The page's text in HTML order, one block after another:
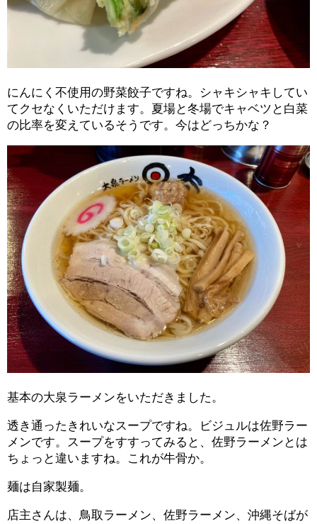
にんにく不使用の野菜餃子ですね。シャキシャキしてい
てクセなくいただけます。夏場と冬場でキャベツと白菜
の比率を変えているそうです。今はどっちかな？
基本の大泉ラーメンをいただきました。
透き通ったきれいなスープですね。ビジュルは佐野ラー
メンです。スープをすすってみると、佐野ラーメンとは
ちょっと違いますね。これが牛骨か。
麺は自家製麺。
店主さんは、鳥取ラーメン、佐野ラーメン、沖縄そばが